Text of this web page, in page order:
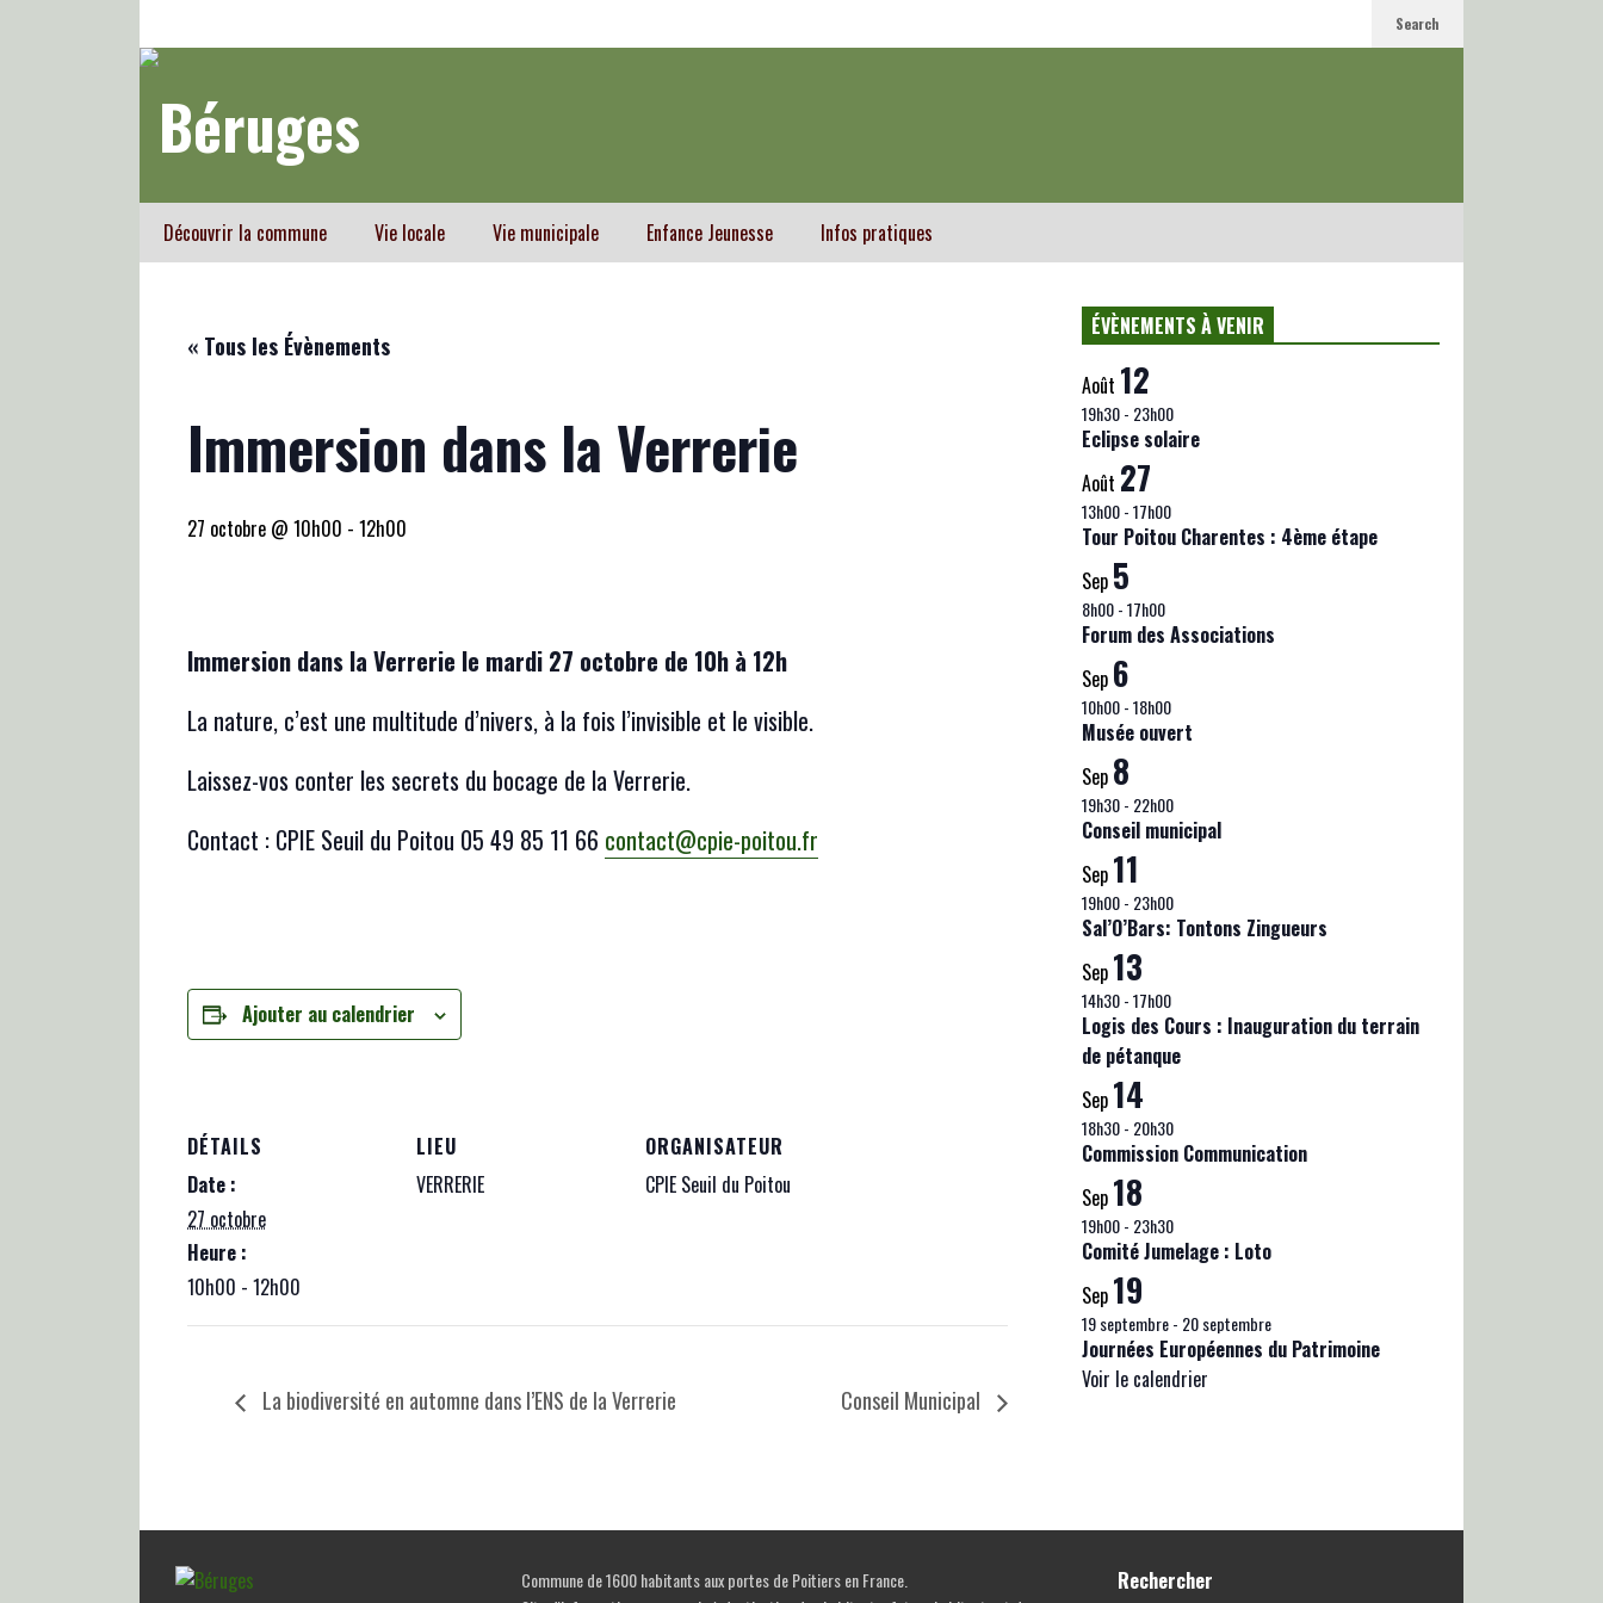
Search
Découvrir la commune Vie locale Vie municipale Enfance Jeunesse Infos pratiques
« Tous les Évènements
Immersion dans la Verrerie
27 octobre @ 10h00 - 12h00
Immersion dans la Verrerie le mardi 27 octobre de 10h à 12h
La nature, c’est une multitude d’nivers, à la fois l’invisible et le visible.
Laissez-vos conter les secrets du bocage de la Verrerie.
Contact : CPIE Seuil du Poitou 05 49 85 11 66 contact@cpie-poitou.fr
Ajouter au calendrier
DÉTAILS
Date :
27 octobre
Heure :
10h00 - 12h00
LIEU
VERRERIE
ORGANISATEUR
CPIE Seuil du Poitou
La biodiversité en automne dans l’ENS de la Verrerie Conseil Municipal
ÉVÈNEMENTS À VENIR
Août 12
19h30- 23h00
Eclipse solaire
Août 27
13h00-17h00
Tour Poitou Charentes : 4ème étape
Sep 5
8h00-17h00
Forum des Associations
Sep 6
10h00-18h00
Musée ouvert
Sep 8
19h30- 22h00
Conseil municipal
Sep 11
19h00- 23h00
Sal’O’Bars: Tontons Zingueurs
Sep 13
14h30-17h00
Logis des Cours : Inauguration du terrain
de pétanque
Sep 14
18h30- 20h30
Commission Communication
Sep 18
19h00- 23h30
Comité Jumelage : Loto
Sep 19
19 septembre- 20 septembre
Journées Européennes du Patrimoine
Voir le calendrier
Commune de 1600 habitants aux portes de Poitiers en France.
Rechercher